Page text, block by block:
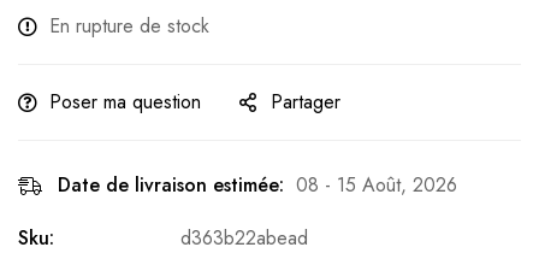
En rupture de stock
Poser ma question Partager
Date de livraison estimée: 08 - 15 Août, 2026
Sku:
d363b22abead